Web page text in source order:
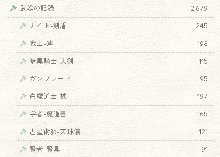
武器の記録
2,679
ナイト-剣盾
245
戦士-斧
198
暗黒騎士-大剣
115
ガンブレード
95
白魔道士-杖
197
学者-魔道書
165
占星術師-天球儀
121
賢者-賢具
91